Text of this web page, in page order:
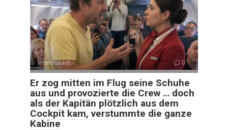
Interessant 0
Er zog mitten im Flug seine Schuhe
aus und provozierte die Crew … doch
als der Kapitän plötzlich aus dem
Cockpit kam, verstummte die ganze
Kabine